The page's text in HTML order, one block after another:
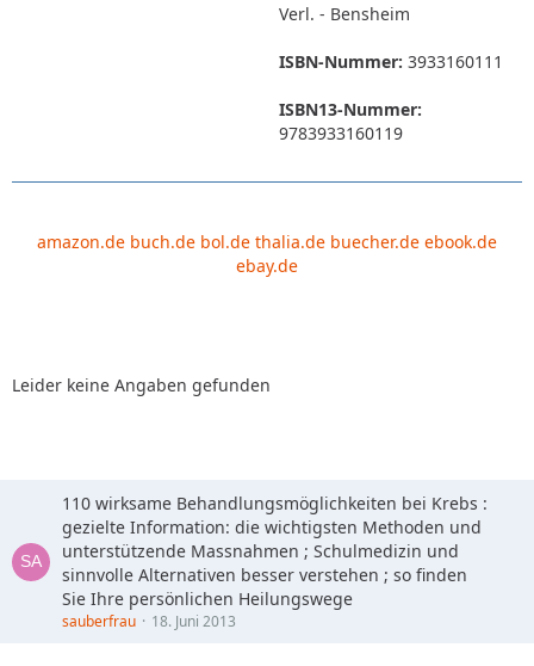
Verl. - Bensheim
ISBN-Nummer: 3933160111
ISBN13-Nummer:
9783933160119
amazon.de buch.de bol.de thalia.de buecher.de ebook.de
ebay.de
Leider keine Angaben gefunden
110 wirksame Behandlungsmöglichkeiten bei Krebs :
gezielte Information: die wichtigsten Methoden und
unterstützende Massnahmen ; Schulmedizin und
sinnvolle Alternativen besser verstehen ; so finden
Sie Ihre persönlichen Heilungswege
sauberfrau 18. Juni 2013